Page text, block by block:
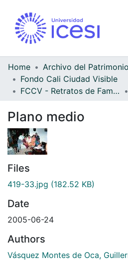
Home
Fondo Cali Ciudad Visible
FCCV - Retratos de Familia - Patrimonial
Plano medio
Files
419-33.jpg (182.52 KB)
Date
2005-06-24
Authors
Vásquez Montes de Oca,